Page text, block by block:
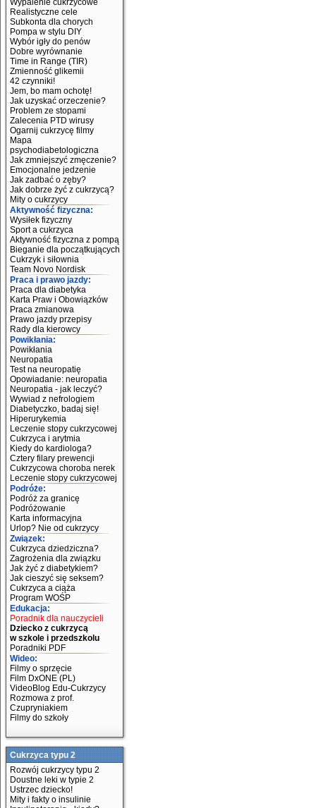
Wypalenie cukrzycowe
Realistyczne cele
Subkonta dla chorych
Pompa w stylu DIY
Wybór igły do penów
Dobre wyrównanie
Time in Range (TIR)
Zmienność glikemii
42 czynniki!
Jem, bo mam ochotę!
Jak uzyskać orzeczenie?
Problem ze stopami
Zalecenia PTD wirusy
Ogarnij cukrzycę filmy
Mapa
psychodiabetologiczna
Jak zmniejszyć zmęczenie?
Emocjonalne jedzenie
Jak zadbać o zęby?
Jak dobrze żyć z cukrzycą?
Mity o cukrzycy
Aktywność fizyczna:
Wysiłek fizyczny
Sport a cukrzyca
Aktywność fizyczna z pompą
Bieganie dla początkujących
Cukrzyk i siłownia
Team Novo Nordisk
Praca i prawo jazdy:
Praca dla diabetyka
Karta Praw i Obowiązków
Praca zmianowa
Prawo jazdy przepisy
Rady dla kierowcy
Powikłania:
Powikłania
Neuropatia
Test na neuropatię
Opowiadanie: neuropatia
Neuropatia - jak leczyć?
Wywiad z nefrologiem
Diabetyczko, badaj się!
Hiperurykemia
Leczenie stopy cukrzycowej
Cukrzyca i arytmia
Kiedy do kardiologa?
Cztery filary prewencji
Cukrzycowa choroba nerek
Leczenie stopy cukrzycowej
Podróże:
Podróż za granicę
Podróżowanie
Karta informacyjna
Urlop? Nie od cukrzycy
Związek:
Cukrzyca dziedziczna?
Zagrożenia dla związku
Jak żyć z diabetykiem?
Jak cieszyć się seksem?
Cukrzyca a ciąża
Program WOŚP
Edukacja:
Poradnik dla nauczycieli
Dziecko z cukrzycą
w szkole i przedszkolu
Poradniki PDF
Wideo:
Filmy o sprzęcie
Film DxONE (PL)
VideoBlog Edu-Cukrzycy
Rozmowa z prof.
Czupryniakiem
Filmy do szkoły
Cukrzyca typu 2
Rozwój cukrzycy typu 2
Doustne leki w typie 2
Ustrzec dziecko!
Mity i fakty o insulinie